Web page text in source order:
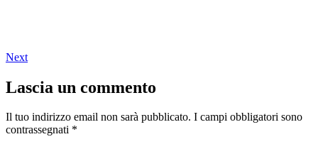
Next
Lascia un commento
Il tuo indirizzo email non sarà pubblicato. I campi obbligatori sono
contrassegnati *